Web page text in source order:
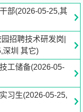
富经验和技术，到
水平。
，分别位于大连保
涧堡工业园、旅顺洪
心、八家子公司、
多人，总资产7.5
年增长20.6%，21
年10.51亿，三年增
倍。
部(2026-05-25,其
招聘技术研发岗|
深圳 其它)
工储备(2026-05-
习生(2026-05-25,